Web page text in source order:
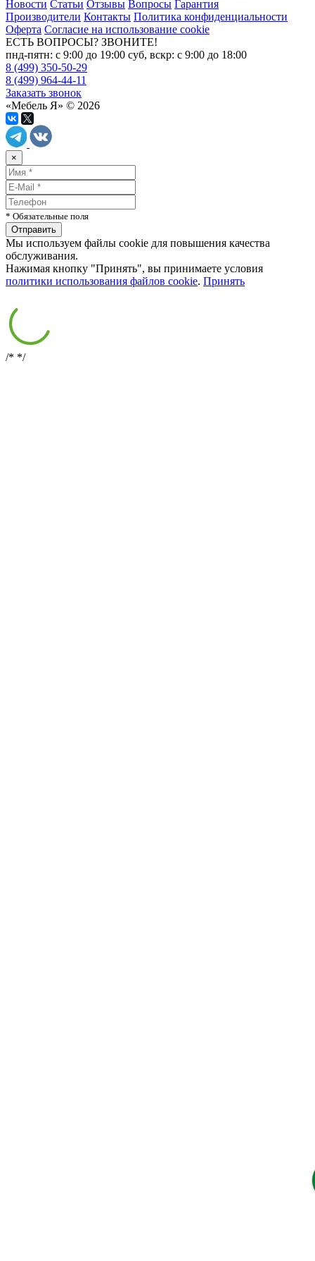
Новости Статьи Отзывы Вопросы Гарантия
Производители Контакты Политика конфиденциальности
Оферта Согласие на использование cookie
ЕСТЬ ВОПРОСЫ? ЗВОНИТЕ!
пнд-пятн: с 9:00 до 19:00 суб, вскр: с 9:00 до 18:00
8 (499) 350-50-29
8 (499) 964-44-11
Заказать звонок
«Мебель Я» © 2026
×
* Обязательные поля
Мы используем файлы cookie для повышения качества
обслуживания.
Нажимая кнопку "Принять", вы принимаете условия
политики использования файлов cookie. Принять
/* */